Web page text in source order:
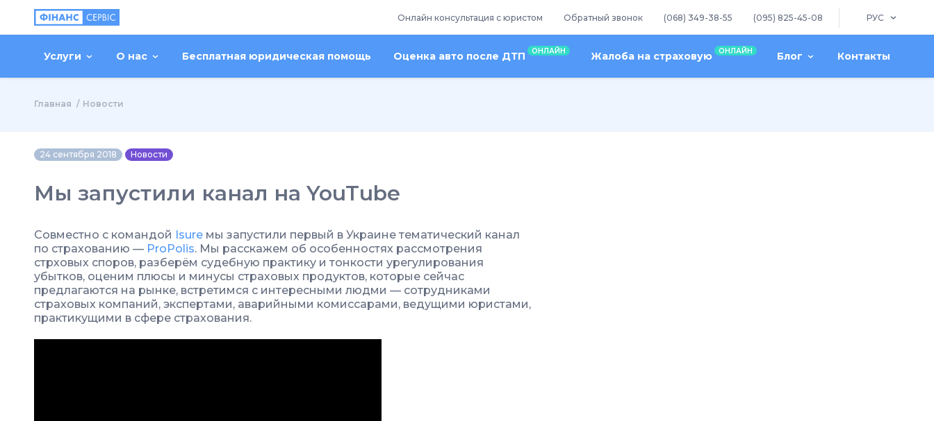
Онлайн консультация с юристом Обратный звонок (068) 349-38-55 (095) 825-45-08 РУС
Услуги О нас Бесплатная юридическая помощь Оценка авто после ДТП ОНЛАЙН Жалоба на страховую ОНЛАЙН Блог Контакты
Главная Новости
24 сентября 2018 Новости
Мы запустили канал на YouTube
Совместно с командой Isure мы запустили первый в Украине тематический канал
по страхованию — ProPolis. Мы расскажем об особенностях рассмотрения
стрховых споров, разберём судебную практику и тонкости урегулирования
убытков, оценим плюсы и минусы страховых продуктов, которые сейчас
предлагаются на рынке, встретимся с интересными людми — сотрудниками
страховых компаний, экспертами, аварийными комиссарами, ведущими юристами,
практикущими в сфере страхования.